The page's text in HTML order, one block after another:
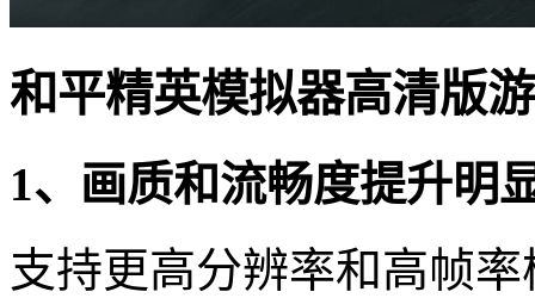
和平精英模拟器高清版
1、画质和流畅度提升明
支持更高分辨率和高帧